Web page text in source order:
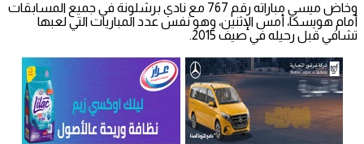
وخاض ميسي مباراته رقم 767 مع نادي برشلونة في جميع المسابقات
أمام هويسكا، أمس الإثنين، وهو نفس عدد المباريات التي لعبها
تشافي قبل رحيله في صيف 2015.